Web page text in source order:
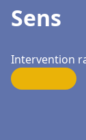
Sens
Intervention